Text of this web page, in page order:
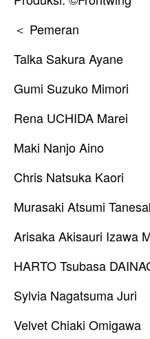
＜ Pemeran
Talka Sakura Ayane
Gumi Suzuko Mimori
Rena UCHIDA Marei
Maki Nanjo Aino
Chris Natsuka Kaori
Murasaki Atsumi
Arisaka Akisauri Izawa
HARTO Tsubasa
Sylvia Nagatsuma Juri
Velvet Chiaki Omigawa